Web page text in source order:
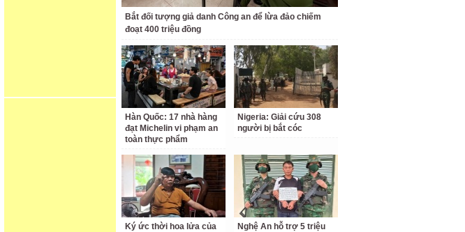
Bắt đối tượng giả danh Công an để lừa đảo chiếm
đoạt 400 triệu đồng
Hàn Quốc: 17 nhà hàng
đạt Michelin vi phạm an
toàn thực phẩm
Nigeria: Giải cứu 308
người bị bắt cóc
Ký ức thời hoa lửa của
Nghệ An hỗ trợ 5 triệu